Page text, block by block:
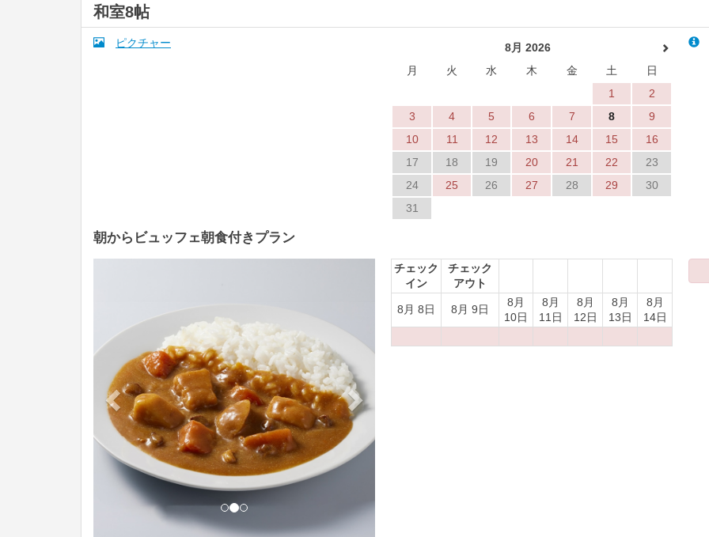
和室8帖
ピクチャー
8月 2026
月
火 水 木 金 土
日
1
2
3
4 5 6 7 8
9
10
11 12 13 14 15
16
17
18 19 20 21 22
23
24
25 26 27 28 29
30
31
朝からビュッフェ朝食付きプラン
チェック
イン
チェック
アウト
8月 8日 8月 9日
8月
10日
8月
11日
8月
12日
8月
13日
8月
14日